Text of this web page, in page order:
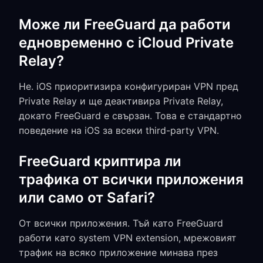
Може ли FreeGuard да работи
едновременно с iCloud Private
Relay?
Не. iOS приоритизира конфигуриран VPN пред
Private Relay и ще деактивира Private Relay,
докато FreeGuard е свързан. Това е стандартно
поведение на iOS за всеки third-party VPN.
FreeGuard криптира ли
трафика от всички приложения
или само от Safari?
От всички приложения. Тъй като FreeGuard
работи като system VPN extension, мрежовият
трафик на всяко приложение минава през